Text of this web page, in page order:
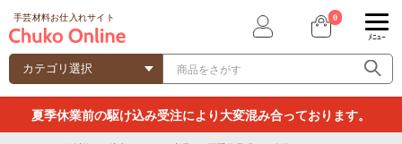
手芸材料お仕入れサイト 0
ﾒﾆｭｰ
夏季休業前の駆け込み受注により大変混み合っております。